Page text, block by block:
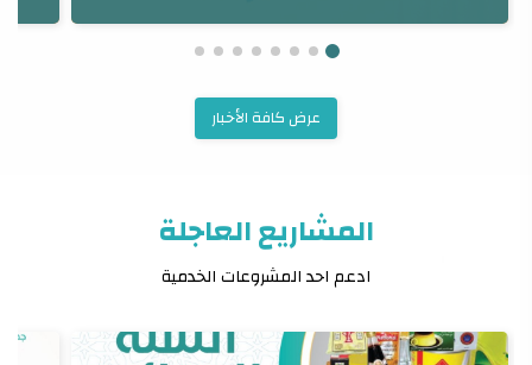
عرض كافة الأخبار
المشاريع العاجلة
ادعم احد المشروعات الخدمية